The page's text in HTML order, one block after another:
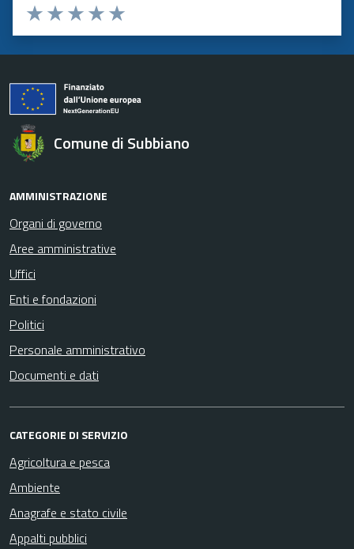
Valuta 5 stelle su 5
Valuta 4 stelle su 5
Valuta 3 stelle su 5
Valuta 2 stelle su 5
Valuta 1 stelle su 5
Comune di Subbiano
AMMINISTRAZIONE
Organi di governo
Aree amministrative
Uffici
Enti e fondazioni
Politici
Personale amministrativo
Documenti e dati
CATEGORIE DI SERVIZIO
Agricoltura e pesca
Ambiente
Anagrafe e stato civile
Appalti pubblici